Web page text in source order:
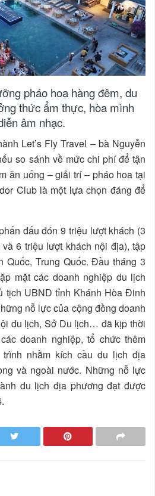
pháo hoa hàng đêm, du
thức ẩm thực, hòa mình
âm nhạc.
Let’s Fly Travel – bà Nguyễn
so sánh về mức chi phí để tận
ăn uống – giải trí – pháo hoa tại
Club là một lựa chọn đáng để
đấu đón 9 triệu lượt khách (3
6 triệu lượt khách nội địa), tập
Quốc, Trung Quốc. Đầu tháng 3
mặt các doanh nghiệp du lịch
tịch UBND tỉnh Khánh Hòa Đinh
nỗ lực của cộng đồng doanh
du lịch, Sở Du lịch… đã kịp thời
doanh nghiệp, tổ chức thêm
nhằm kích cầu du lịch địa
và ngoài nước. Những nỗ lực
du lịch địa phương đạt được